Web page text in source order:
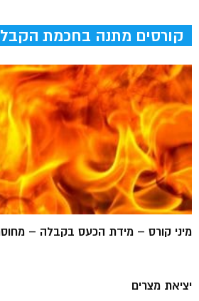
קורסים מתנה בחכמת
מיני קורס – מידת הכעס בקבלה –
יציאת מצרים